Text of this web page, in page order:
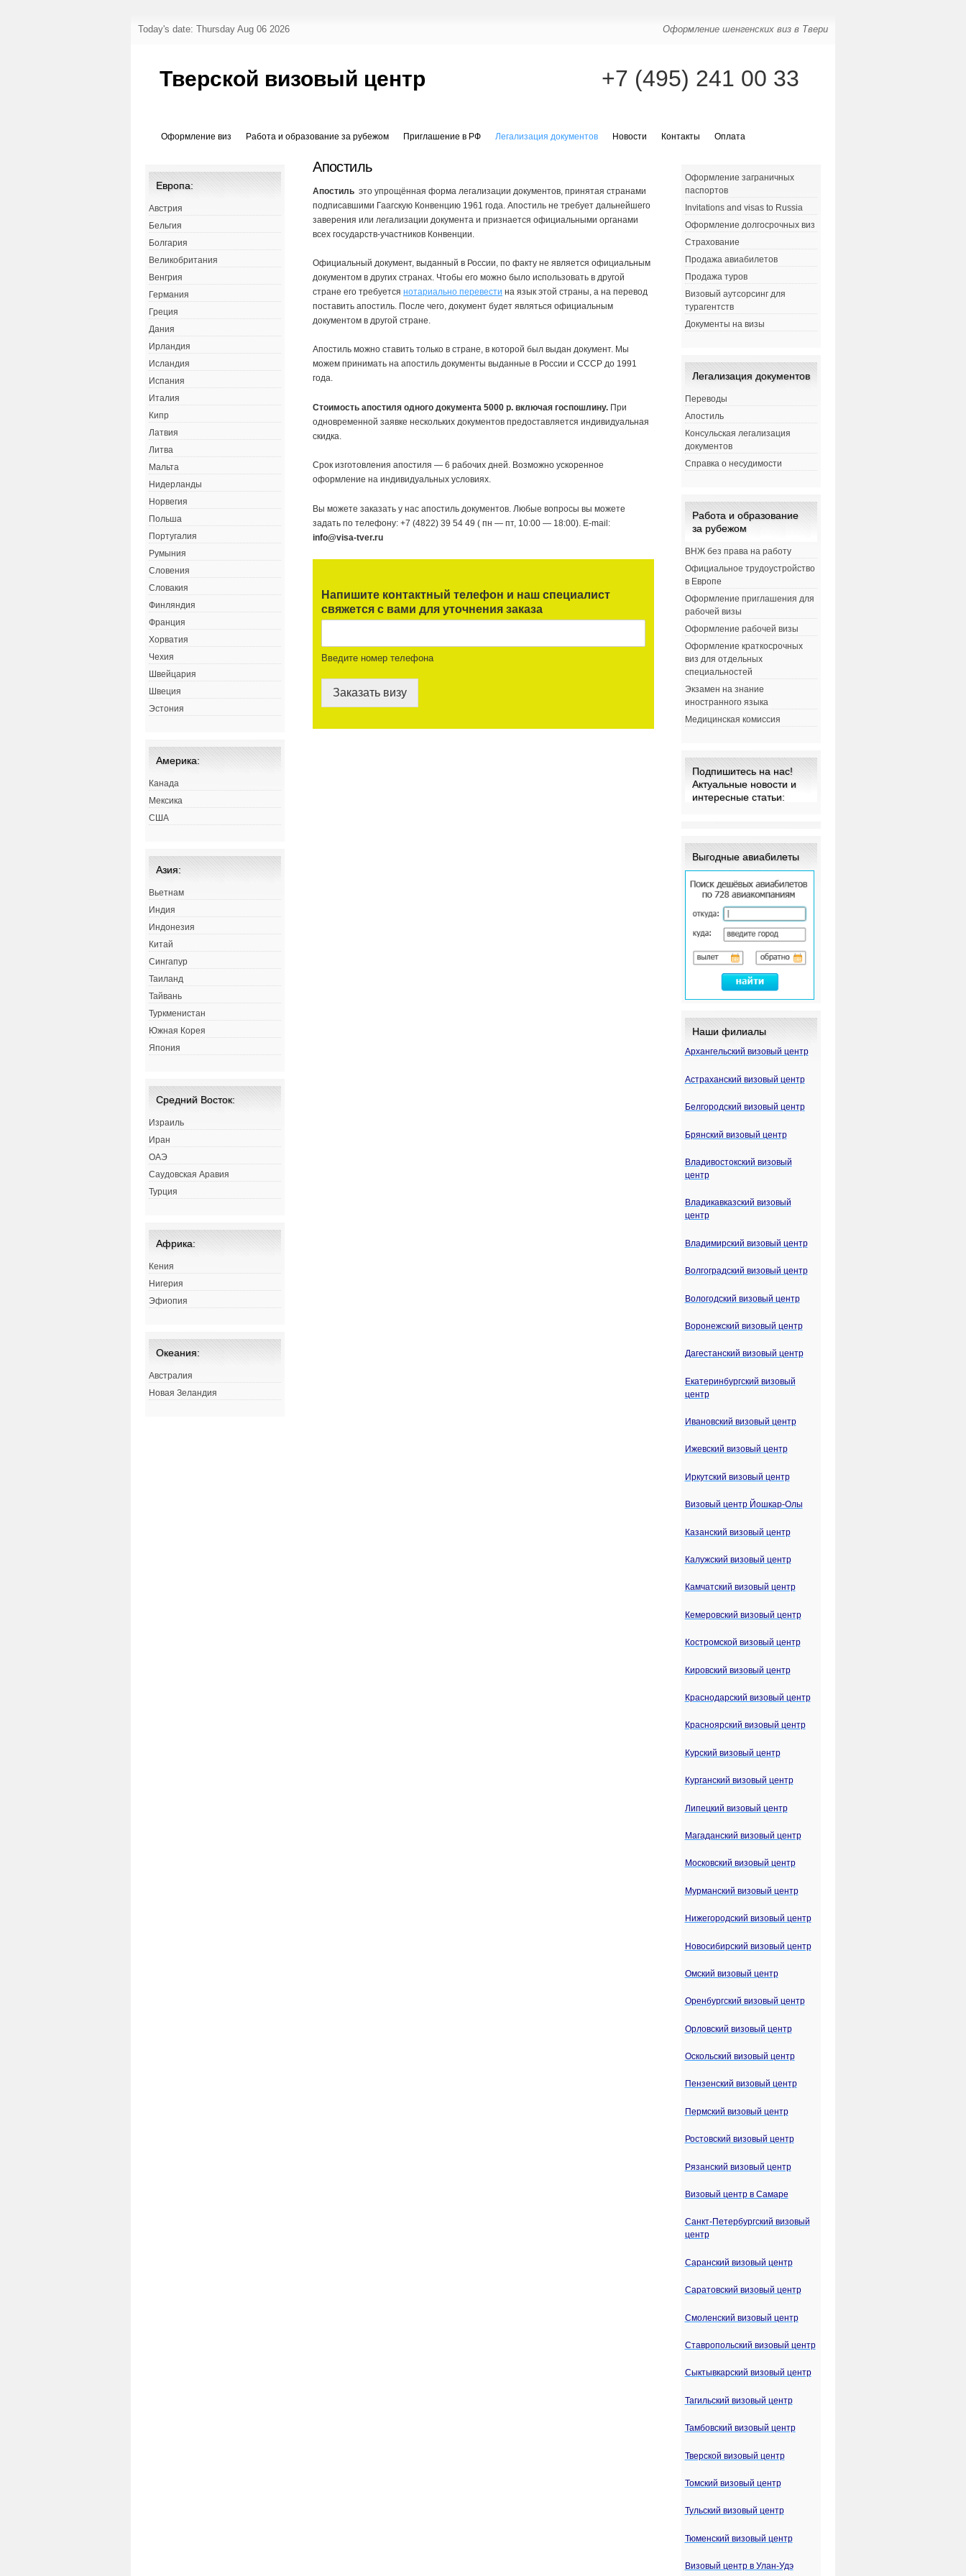
Оформление шенгенских виз в Твери
Today's date: Thursday Aug 06 2026
Тверской визовый центр +7 (495) 241 00 33
Оформление виз Работа и образование за рубежом Приглашение в РФ Легализация документов Новости Контакты Оплата
Апостиль
Апостильэто упрощённая форма легализации документов, принятая странами
подписавшими Гаагскую Конвенцию 1961 года. Апостиль не требует дальнейшего
заверения или легализации документа и признается официальными органами
всех государств-участников Конвенции.
Официальный документ, выданный в России, по факту не является официальным
документом в других странах. Чтобы его можно было использовать в другой
стране его требуетсянотариально перевести на язык этой страны, а на перевод
поставить апостиль. После чего, документ будет являться официальным
документом в другой стране.
Апостиль можно ставить только в стране, в которой был выдан документ. Мы
можем принимать на апостиль документы выданные в России и СССР до 1991
года.
Стоимость апостиля одного документа 5000 р. включая госпошлину. При
одновременной заявке нескольких документов предоставляется индивидуальная
скидка.
Срок изготовления апостиля — 6 рабочих дней. Возможно ускоренное
оформление на индивидуальных условиях.
Вы можете заказать у нас апостиль документов. Любые вопросы вы можете
задать по телефону: +7 (4822) 39 54 49 ( пн — пт, 10:00 — 18:00). E-mail:
info@visa-tver.ru
Напишите контактный телефон и наш специалист
свяжется с вами для уточнения заказа
Введите номер телефона
Заказать визу
Европа:
Австрия
Бельгия
Болгария
Великобритания
Венгрия
Германия
Греция
Дания
Ирландия
Исландия
Испания
Италия
Кипр
Латвия
Литва
Мальта
Нидерланды
Норвегия
Польша
Португалия
Румыния
Словения
Словакия
Финляндия
Франция
Хорватия
Чехия
Швейцария
Швеция
Эстония
Америка:
Канада
Мексика
США
Азия:
Вьетнам
Индия
Индонезия
Китай
Сингапур
Таиланд
Тайвань
Туркменистан
Южная Корея
Япония
Средний Восток:
Израиль
Иран
ОАЭ
Саудовская Аравия
Турция
Африка:
Кения
Нигерия
Эфиопия
Океания:
Австралия
Новая Зеландия
Оформление заграничных
паспортов
Invitations and visas to Russia
Оформление долгосрочных виз
Страхование
Продажа авиабилетов
Продажа туров
Визовый аутсорсинг для
турагентств
Документы на визы
Легализация документов
Переводы
Апостиль
Консульская легализация
документов
Справка о несудимости
Работа и образование
за рубежом
ВНЖ без права на работу
Официальное трудоустройство
в Европе
Оформление приглашения для
рабочей визы
Оформление рабочей визы
Оформление краткосрочных
виз для отдельных
специальностей
Экзамен на знание
иностранного языка
Медицинская комиссия
Подпишитесь на нас!
Актуальные новости и
интересные статьи:
Выгодные авиабилеты
Наши филиалы
Архангельский визовый центр
Астраханский визовый центр
Белгородский визовый центр
Брянский визовый центр
Владивостокский визовый
центр
Владикавказский визовый
центр
Владимирский визовый центр
Волгоградский визовый центр
Вологодский визовый центр
Воронежский визовый центр
Дагестанский визовый центр
Екатеринбургский визовый
центр
Ивановский визовый центр
Ижевский визовый центр
Иркутский визовый центр
Визовый центр Йошкар-Олы
Казанский визовый центр
Калужский визовый центр
Камчатский визовый центр
Кемеровский визовый центр
Костромской визовый центр
Кировский визовый центр
Краснодарский визовый центр
Красноярский визовый центр
Курский визовый центр
Курганский визовый центр
Липецкий визовый центр
Магаданский визовый центр
Московский визовый центр
Мурманский визовый центр
Нижегородский визовый центр
Новосибирский визовый центр
Омский визовый центр
Оренбургский визовый центр
Орловский визовый центр
Оскольский визовый центр
Пензенский визовый центр
Пермский визовый центр
Ростовский визовый центр
Рязанский визовый центр
Визовый центр в Самаре
Санкт-Петербургский визовый
центр
Саранский визовый центр
Саратовский визовый центр
Смоленский визовый центр
Ставропольский визовый центр
Сыктывкарский визовый центр
Тагильский визовый центр
Тамбовский визовый центр
Тверской визовый центр
Томский визовый центр
Тульский визовый центр
Тюменский визовый центр
Визовый центр в Улан-Удэ